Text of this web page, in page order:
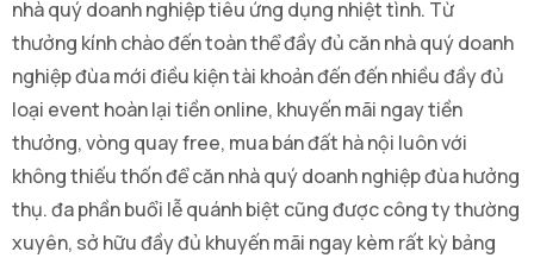
nhà quý doanh nghiệp tiêu ứng dụng nhiệt tình. Từ
thưởng kính chào đến toàn thể đầy đủ căn nhà quý doanh
nghiệp đùa mới điều kiện tài khoản đến đến nhiều đầy đủ
loại event hoàn lại tiền online, khuyến mãi ngay tiền
thưởng, vòng quay free, mua bán đất hà nội luôn với
không thiếu thốn để căn nhà quý doanh nghiệp đùa hưởng
thụ. đa phần buổi lễ quánh biệt cũng được công ty thường
xuyên, sở hữu đầy đủ khuyến mãi ngay kèm rất kỳ bảng